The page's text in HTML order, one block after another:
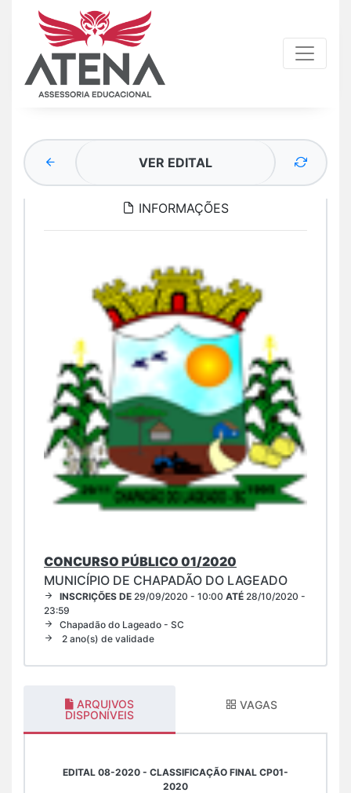
VER EDITAL
INFORMAÇÕES
CONCURSO PÚBLICO 01/2020
MUNICÍPIO DE CHAPADÃO DO LAGEADO
INSCRIÇÕES DE 29/09/2020 - 10:00 ATÉ 28/10/2020 -
23:59
Chapadão do Lageado - SC
2 ano(s) de validade
ARQUIVOS
DISPONÍVEIS
VAGAS
EDITAL 08-2020 - CLASSIFICAÇÃO FINAL CP01-
2020